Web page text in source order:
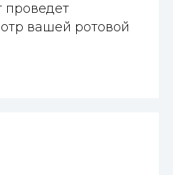
проведет
вашей ротовой